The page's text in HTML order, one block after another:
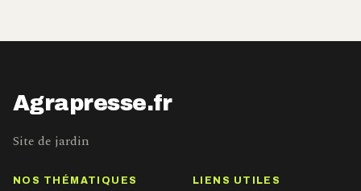
Agrapresse.fr
Site de jardin
NOS THÉMATIQUES LIENS UTILES